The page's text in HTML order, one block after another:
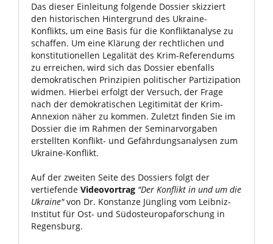
Das dieser Einleitung folgende Dossier skizziert
den historischen Hintergrund des Ukraine-
Konflikts, um eine Basis für die Konfliktanalyse zu
schaffen. Um eine Klärung der rechtlichen und
konstitutionellen Legalität des Krim-Referendums
zu erreichen, wird sich das Dossier ebenfalls
demokratischen Prinzipien politischer Partizipation
widmen. Hierbei erfolgt der Versuch, der Frage
nach der demokratischen Legitimität der Krim-
Annexion näher zu kommen. Zuletzt finden Sie im
Dossier die im Rahmen der Seminarvorgaben
erstellten Konflikt- und Gefährdungsanalysen zum
Ukraine-Konflikt.
Auf der zweiten Seite des Dossiers folgt der
vertiefende Videovortrag "Der Konflikt in und um die
Ukraine"von Dr. Konstanze Jüngling vom Leibniz-
Institut für Ost- und Südosteuropaforschung in
Regensburg.